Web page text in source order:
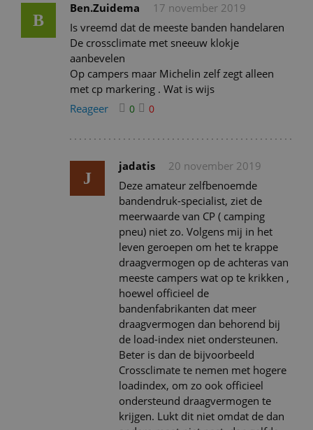
B
Ben.Zuidema
17 november 2019
Is vreemd dat de meeste banden handelaren
De crossclimate met sneeuw klokje
aanbevelen
Op campers maar Michelin zelf zegt alleen
met cp markering . Wat is wijs
Reageer
0 0
J
jadatis
20 november 2019
Deze amateur zelfbenoemde
bandendruk-specialist, ziet de
meerwaarde van CP ( camping
pneu) niet zo. Volgens mij in het
leven geroepen om het te krappe
draagvermogen op de achteras van
meeste campers wat op te krikken ,
hoewel officieel de
bandenfabrikanten dat meer
draagvermogen dan behorend bij
de load-index niet ondersteunen.
Beter is dan de bijvoorbeeld
Crossclimate te nemen met hogere
loadindex, om zo ook officieel
ondersteund draagvermogen te
krijgen. Lukt dit niet omdat de dan